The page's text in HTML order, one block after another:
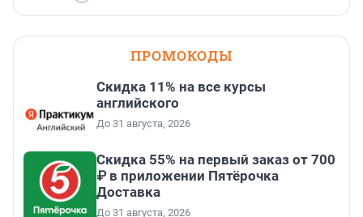
ПРОМОКОДЫ
Скидка 11% на все курсы
английского
До 31 августа, 2026
Скидка 55% на первый заказ от 700
₽ в приложении Пятёрочка
Доставка
До 31 августа, 2026